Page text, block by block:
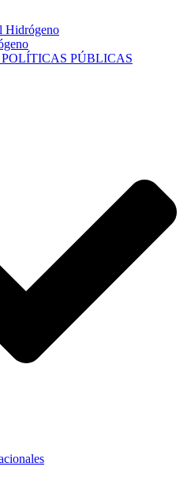
Hidrógeno
PÚBLICAS